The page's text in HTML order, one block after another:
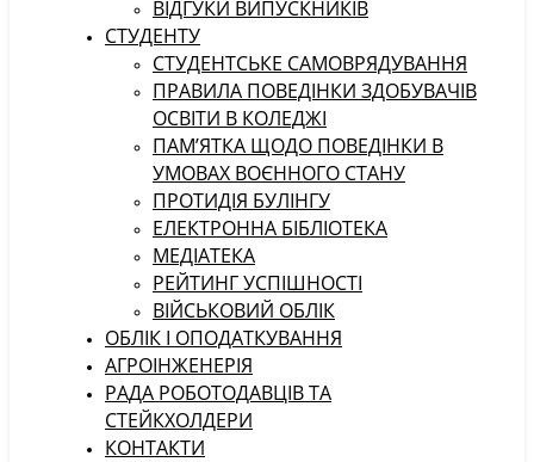
ВІДГУКИ ВИПУСКНИКІВ
СТУДЕНТУ
CТУДЕНТСЬКЕ САМОВРЯДУВАННЯ
ПРАВИЛА ПОВЕДІНКИ ЗДОБУВАЧІВ
ОСВІТИ В КОЛЕДЖІ
ПАМ’ЯТКА ЩОДО ПОВЕДІНКИ В
УМОВАХ ВОЄННОГО СТАНУ
ПРОТИДІЯ БУЛІНГУ
ЕЛЕКТРОННА БІБЛІОТЕКА
МЕДІАТЕКА
РЕЙТИНГ УСПІШНОСТІ
ВІЙСЬКОВИЙ ОБЛІК
ОБЛІК І ОПОДАТКУВАННЯ
АГРОІНЖЕНЕРІЯ
РАДА РОБОТОДАВЦІВ ТА
СТЕЙКХОЛДЕРИ
КОНТАКТИ